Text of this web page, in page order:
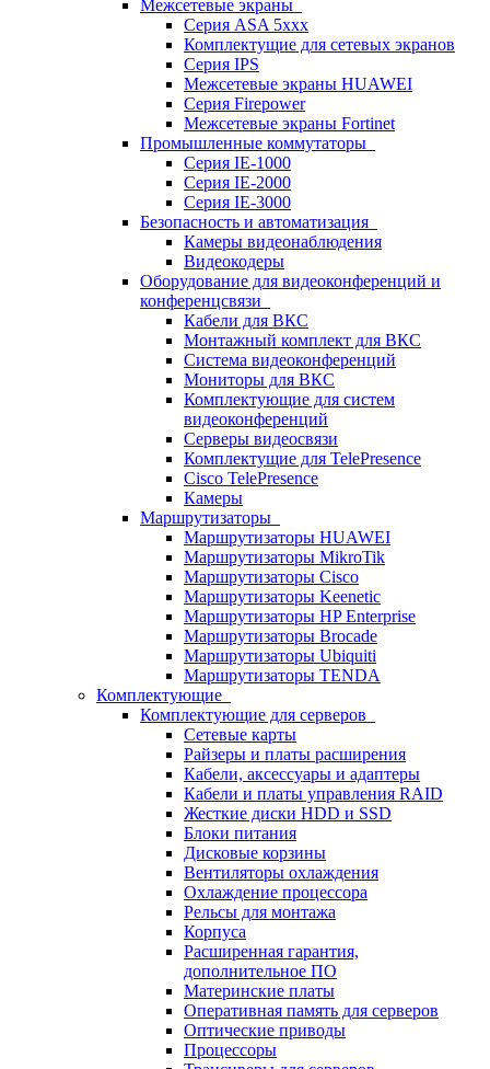
Межсетевые экраны
Серия ASA 5xxx
Комплектущие для сетевых экранов
Серия IPS
Межсетевые экраны HUAWEI
Серия Firepower
Межсетевые экраны Fortinet
Промышленные коммутаторы
Серия IE-1000
Серия IE-2000
Серия IE-3000
Безопасность и автоматизация
Камеры видеонаблюдения
Видеокодеры
Оборудование для видеоконференций и
конференцсвязи
Кабели для ВКС
Монтажный комплект для ВКС
Система видеоконференций
Мониторы для ВКС
Комплектующие для систем
видеоконференций
Серверы видеосвязи
Комплектущие для TelePresence
Cisco TelePresence
Камеры
Маршрутизаторы
Маршрутизаторы HUAWEI
Маршрутизаторы MikroTik
Маршрутизаторы Cisco
Маршрутизаторы Keenetic
Маршрутизаторы HP Enterprise
Маршрутизаторы Brocade
Маршрутизаторы Ubiquiti
Маршрутизаторы TENDA
Комплектующие
Комплектующие для серверов
Сетевые карты
Райзеры и платы расширения
Кабели, аксессуары и адаптеры
Кабели и платы управления RAID
Жесткие диски HDD и SSD
Блоки питания
Дисковые корзины
Вентиляторы охлаждения
Охлаждение процессора
Рельсы для монтажа
Корпуса
Расширенная гарантия,
дополнительное ПО
Материнские платы
Оперативная память для серверов
Оптические приводы
Процессоры